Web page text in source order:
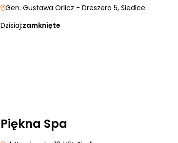
Gen. Gustawa Orlicz - Dreszera 5, Siedlce
Dzisiaj:zamknięte
Piękna Spa